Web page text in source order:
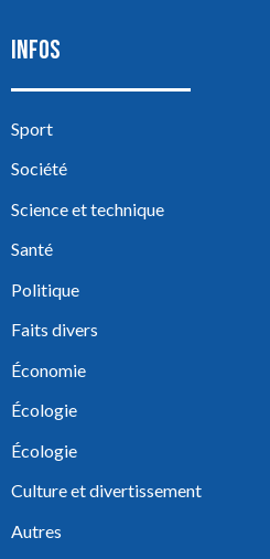
INFOS
Sport
Société
Science et technique
Santé
Politique
Faits divers
Économie
Écologie
Écologie
Culture et divertissement
Autres